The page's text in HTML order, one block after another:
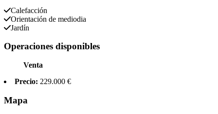
Calefacción
Orientación de mediodia
Jardín
Operaciones disponibles
Venta
Precio: 229.000 €
Mapa